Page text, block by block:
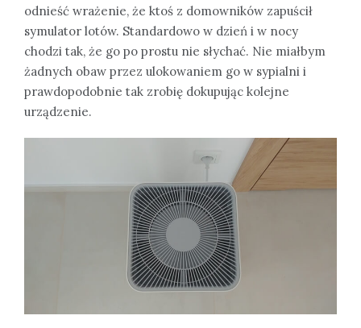
odnieść wrażenie, że ktoś z domowników zapuścił
symulator lotów. Standardowo w dzień i w nocy
chodzi tak, że go po prostu nie słychać. Nie miałbym
żadnych obaw przez ulokowaniem go w sypialni i
prawdopodobnie tak zrobię dokupując kolejne
urządzenie.